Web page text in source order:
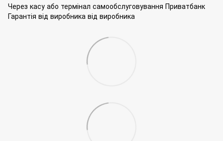
Через касу або термінал самообслуговування Приватбанк
Гарантія від виробника від виробника